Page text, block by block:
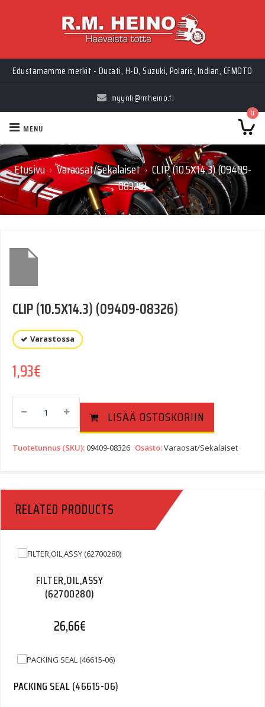
Edustamamme merkit - Ducati, H-D, Suzuki, Polaris, Indian, CFMOTO
myynti@rmheino.fi
0
MENU
Etusivu › Varaosat/Sekalaiset › CLIP (10.5X14.3) (09409-
08326)
CLIP (10.5X14.3) (09409-08326)
Varastossa
1,93€
(10.5X14.3)
08326)
LISÄÄ OSTOSKORIIN
Tuotetunnus (SKU):09409-08326 Osasto:Varaosat/Sekalaiset
RELATED PRODUCTS
FILTER,OIL,ASSY
(62700280)
26,66€
PACKING SEAL (46615-06)